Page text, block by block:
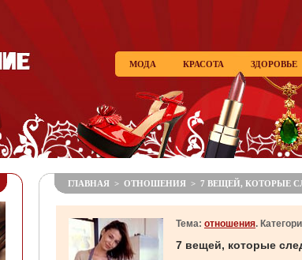
МОДА КРАСОТА ЗДОРОВЬЕ
ГЛАВНАЯ > ОТНОШЕНИЯ > 7 ВЕЩЕЙ, КОТОРЫЕ
Тема: отношения.
7 вещей, которые